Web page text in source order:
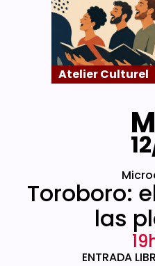
Atelier Culturel
Toroboro:
las
ENTRADA